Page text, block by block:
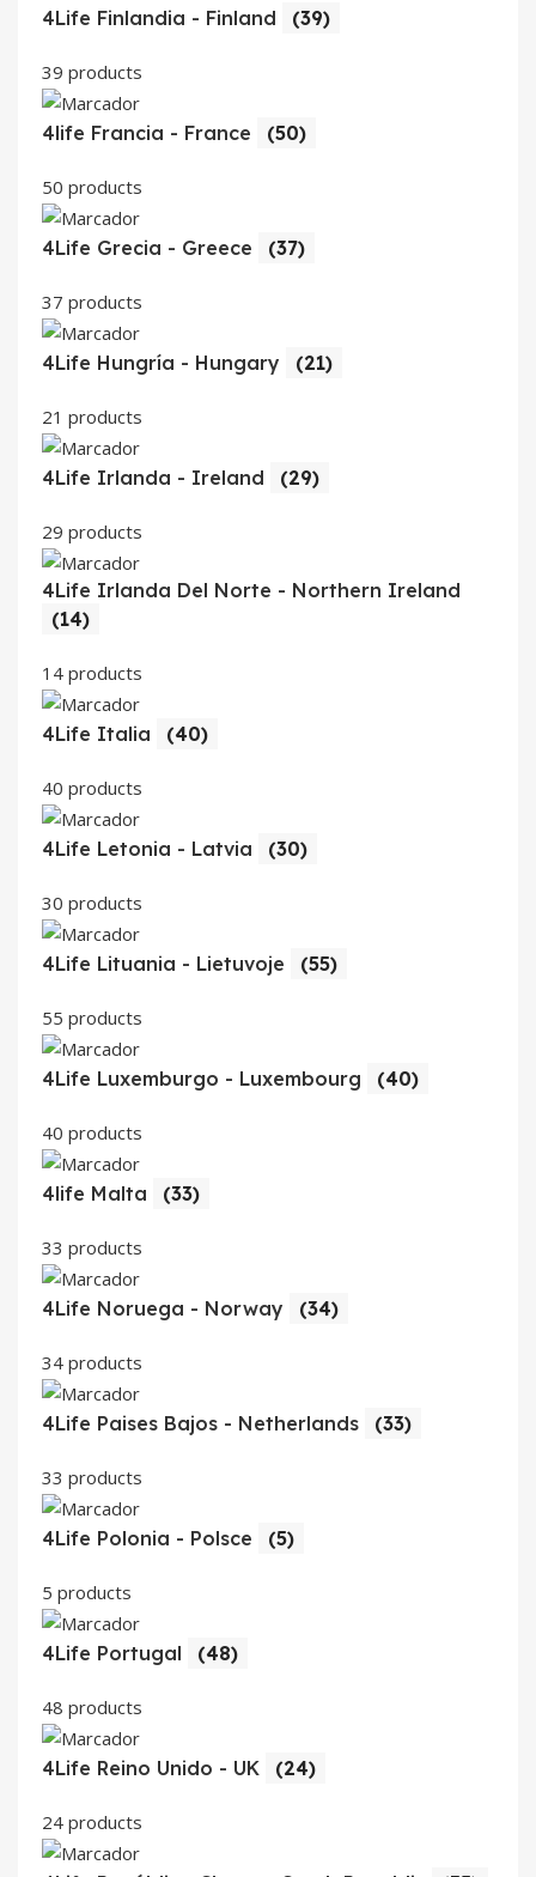
4Life Finlandia - Finland (39)
39 products
4life Francia - France (50)
50 products
4Life Grecia - Greece (37)
37 products
4Life Hungría - Hungary (21)
21 products
4Life Irlanda - Ireland (29)
29 products
4Life Irlanda Del Norte - Northern Ireland
(14)
14 products
4Life Italia (40)
40 products
4Life Letonia - Latvia (30)
30 products
4Life Lituania - Lietuvoje (55)
55 products
4Life Luxemburgo - Luxembourg (40)
40 products
4life Malta (33)
33 products
4Life Noruega - Norway (34)
34 products
4Life Paises Bajos - Netherlands (33)
33 products
4Life Polonia - Polsce (5)
5 products
4Life Portugal (48)
48 products
4Life Reino Unido - UK (24)
24 products